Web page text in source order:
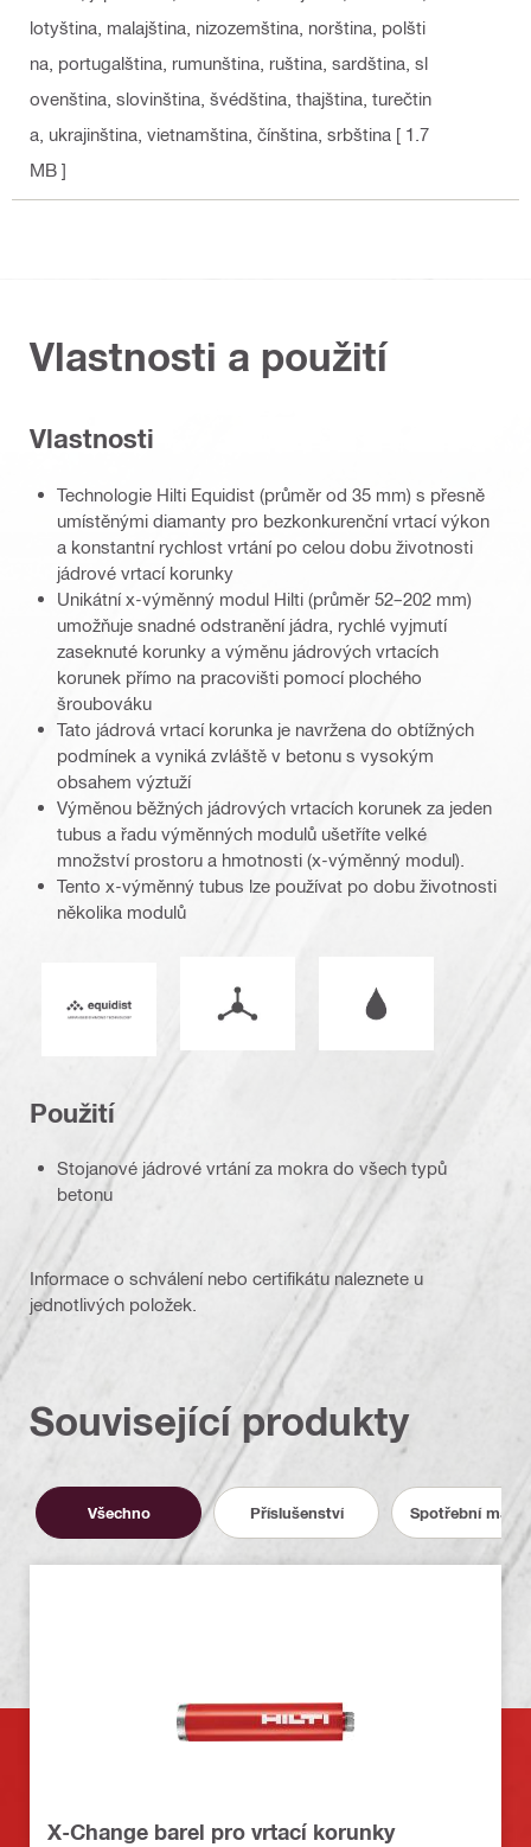
lotyština, malajština, nizozemština, norština, polšti
na, portugalština, rumunština, ruština, sardština, sl
ovenština, slovinština, švédština, thajština, turečtin
a, ukrajinština, vietnamština, čínština, srbština [ 1.7
MB ]
Vlastnosti a použití
Vlastnosti
Technologie Hilti Equidist (průměr od 35 mm) s přesně
umístěnými diamanty pro bezkonkurenční vrtací výkon
a konstantní rychlost vrtání po celou dobu životnosti
jádrové vrtací korunky
Unikátní x-výměnný modul Hilti (průměr 52–202 mm)
umožňuje snadné odstranění jádra, rychlé vyjmutí
zaseknuté korunky a výměnu jádrových vrtacích
korunek přímo na pracovišti pomocí plochého
šroubováku
Tato jádrová vrtací korunka je navržena do obtížných
podmínek a vyniká zvláště v betonu s vysokým
obsahem výztuží
Výměnou běžných jádrových vrtacích korunek za jeden
tubus a řadu výměnných modulů ušetříte velké
množství prostoru a hmotnosti (x-výměnný modul).
Tento x-výměnný tubus lze používat po dobu životnosti
několika modulů
Použití
Stojanové jádrové vrtání za mokra do všech typů
betonu
Informace o schválení nebo certifikátu naleznete u
jednotlivých položek.
Související produkty
Všechno Příslušenství Spotřební
X-Change barel pro vrtací korunky